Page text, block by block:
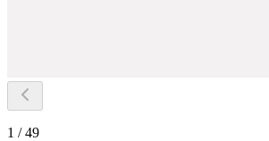
1 / 49